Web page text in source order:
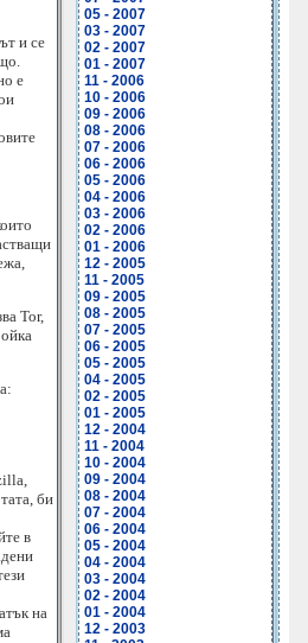
и се
е
Tor,
би
в
на
05 - 2007
03 - 2007
02 - 2007
01 - 2007
11 - 2006
10 - 2006
09 - 2006
08 - 2006
07 - 2006
06 - 2006
05 - 2006
04 - 2006
03 - 2006
02 - 2006
01 - 2006
12 - 2005
11 - 2005
09 - 2005
08 - 2005
07 - 2005
06 - 2005
05 - 2005
04 - 2005
02 - 2005
01 - 2005
12 - 2004
11 - 2004
10 - 2004
09 - 2004
08 - 2004
07 - 2004
06 - 2004
05 - 2004
04 - 2004
03 - 2004
02 - 2004
01 - 2004
12 - 2003